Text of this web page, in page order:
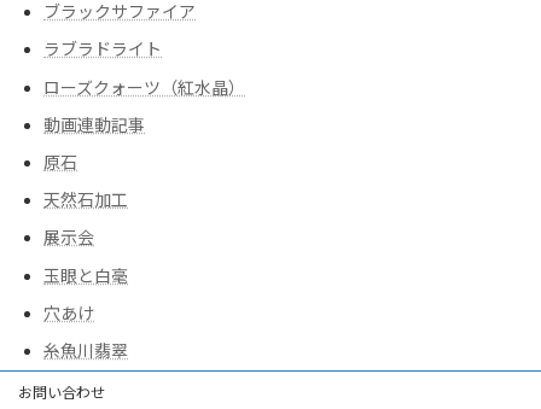
ブラックサファイア
ラブラドライト
ローズクォーツ（紅水晶）
動画連動記事
原石
天然石加工
展示会
玉眼と白毫
穴あけ
糸魚川翡翠
お問い合わせ